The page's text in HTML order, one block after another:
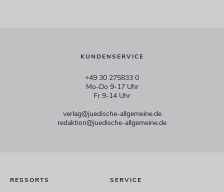
KUNDENSERVICE
+49 30 275833 0
Mo-Do 9-17 Uhr
Fr 9-14 Uhr
verlag@juedische-allgemeine.de
redaktion@juedische-allgemeine.de
RESSORTS SERVICE